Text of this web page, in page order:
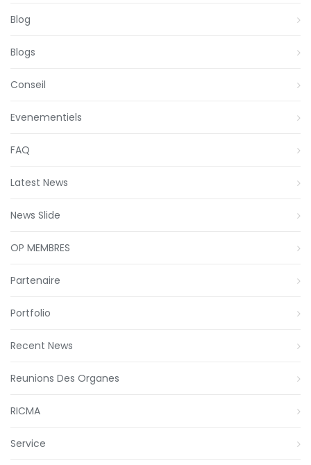
Blog
Blogs
Conseil
Evenementiels
FAQ
Latest News
News Slide
OP MEMBRES
Partenaire
Portfolio
Recent News
Reunions Des Organes
RICMA
Service